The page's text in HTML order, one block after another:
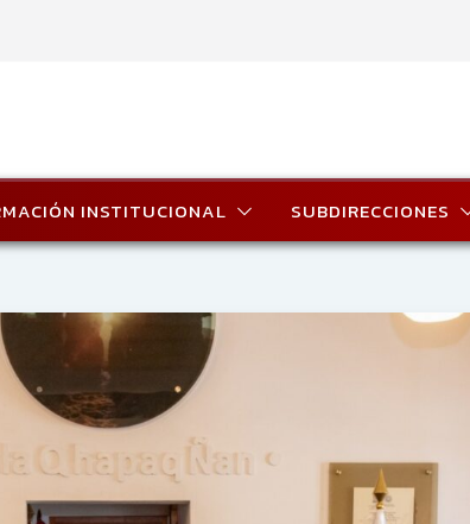
INSTITUCIONAL SUBDIRECCIONES